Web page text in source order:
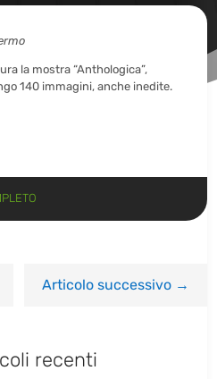
la mostra “Anthologica”,
140 immagini, anche inedite.
Articolo successivo→
recenti